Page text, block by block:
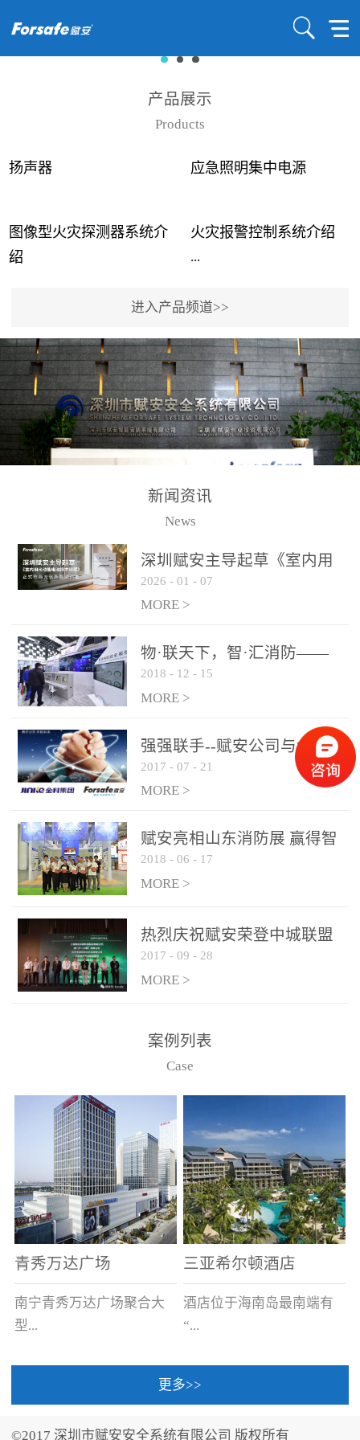
产品展示
Products
扬声器 应急照明集中电源
图像型火灾探测器系统介
绍
...
事故频发，传统的火灾探
测方法已无法满足要求。
尤其是目前众多的大型影
剧院、会议展览中心、体
育馆、大型仓库和隧道空
间等，其建筑结构特殊、
火灾隐患多。一旦发生火
传统的火灾关测器无法被
及时缺发，不能及早发现
和有效扑救火火，这不仅
力和闲难，同时也将造成
巨大的经济损失和社会影
响，基至还会造成人员伤
亡。图像型火灾探测器正
是针对这种高大空间建筑
物的消防设施、设备通过
现场图像的实时获取、预
处理和特征提取分析，实
现火焰的跟踪和识别。能
更早的进行预警，达到早
报早防的效果。 系统构
成示意图： 图像型火灾
和监控端两大部分组成。
两者之间通过以太网相
联，一台监控主机最多可
从监控主机上获取，最多
只能接6台，超过的需从现
火灾报警控制系统介绍
...
用了具有仲裁机制和冗余
校验的总线传输技术、线
路状态检测与保护技术、
后向光电感烟探测技术、
高可靠的系统抗干扰技术
等多项专利技术和专有技
警领域三十多年技术积累
和工程实践的结晶。
进入产品频道>>
新闻资讯
News
深圳赋安主导起草《室内用
光动能电池技术规程》 正式
布局光伏新能源产业
2026 - 01 - 07
MORE >
物·联天下，智·汇消防——
赋安F&S 2018上海消防展圆
满落幕
2018 - 12 - 15
MORE >
强强联手--赋安公司与金科
集团达成战略合作协议
2017 - 07 - 21
MORE >
赋安亮相山东消防展 赢得智
慧消防新荣耀
2018 - 06 - 17
MORE >
热烈庆祝赋安荣登中城联盟
联合采购战略合作平台
2017 - 09 - 28
MORE >
案例列表
Case
青秀万达广场
南宁青秀万达广场聚合大
型...
三亚希尔顿酒店
酒店位于海南岛最南端有
“...
中国的海岛天堂”之美称的
更多>>
©2017 深圳市赋安安全系统有限公司 版权所有